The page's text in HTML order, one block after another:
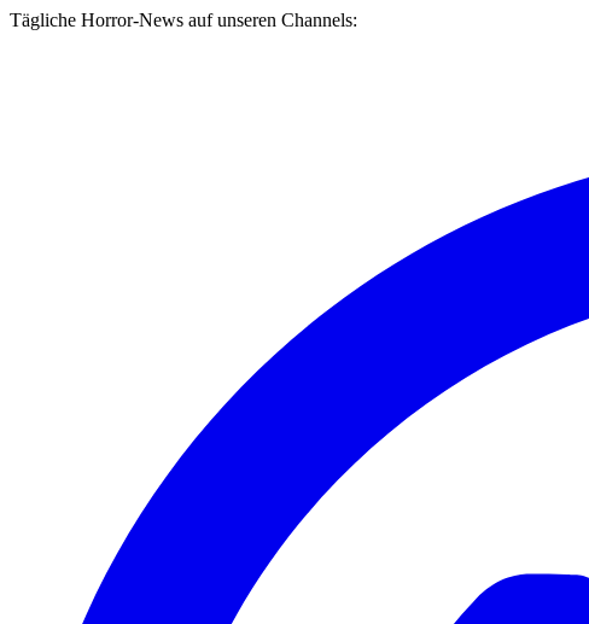
Tägliche Horror-News auf unseren Channels: